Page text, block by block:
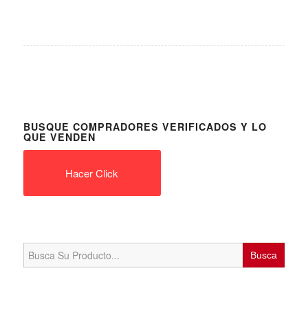
BUSQUE COMPRADORES VERIFICADOS Y LO
QUE VENDEN
Hacer Click
Search
for: